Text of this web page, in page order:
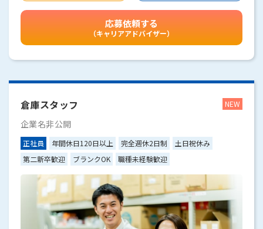
応募依頼する
（キャリアアドバイザー）
倉庫スタッフ
企業名非公開
正社員 年間休日120日以上 完全週休2日制
土日祝休み
第二新卒歓迎
ブランクOK 職種未経験歓迎